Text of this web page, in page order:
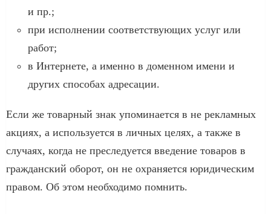
и пр.;
при исполнении соответствующих услуг или
работ;
в Интернете, а именно в доменном имени и
других способах адресации.
Если же товарный знак упоминается в не рекламных
акциях, а используется в личных целях, а также в
случаях, когда не преследуется введение товаров в
гражданский оборот, он не охраняется юридическим
правом. Об этом необходимо помнить.